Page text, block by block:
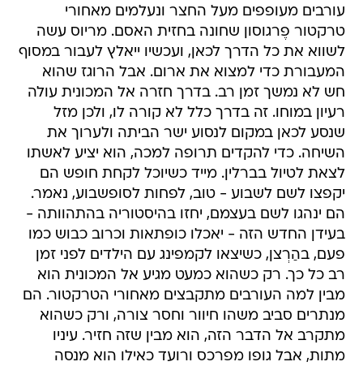
עורבים מעופפים מעל החצר ונעלמים מאחורי
טרקטור פֶרגוסון שחונה בחזית האסם. מריוס עשה
לשווא את כל הדרך לכאן, ועכשיו ייאלץ לעבור במסוף
המעבורת כדי למצוא את ארום. אבל הרוגז שהוא
חש לא נמשך זמן רב. בדרך חזרה אל המכונית עולה
רעיון במוחו. זה בדרך כלל לא קורה לו, ולכן מזל
שנסע לכאן במקום לנסוע ישר הביתה ולערוך את
השיחה. כדי להקדים תרופה למכה, הוא יציע לאשתו
לצאת לטיול בברלין. מייד כשיוכל לקחת חופש הם
יקפצו לשם לשבוע - טוב, לפחות לסופשבוע, נאמר.
הם ינהגו לשם בעצמם, יחזו בהיסטוריה בהתהוותה -
בעידן החדש הזה - יאכלו כופתאות וכרוב כבוש כמו
פעם, בהַרְצן, כשיצאו לקמפינג עם הילדים לפני זמן
רב כל כך. רק כשהוא כמעט מגיע אל המכונית הוא
מבין למה העורבים מתקבצים מאחורי הטרקטור. הם
מנתרים סביב משהו חיוור וחסר צורה, ורק כשהוא
מתקרב אל הדבר הזה, הוא מבין שזה חזיר. עיניו
מתות, אבל גופו מפרכס ורועד כאילו הוא מנסה